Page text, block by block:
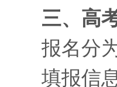
三、高
报名分
填报信